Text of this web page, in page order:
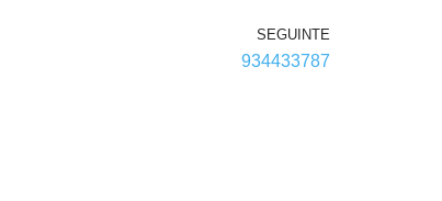
SEGUINTE
934433787